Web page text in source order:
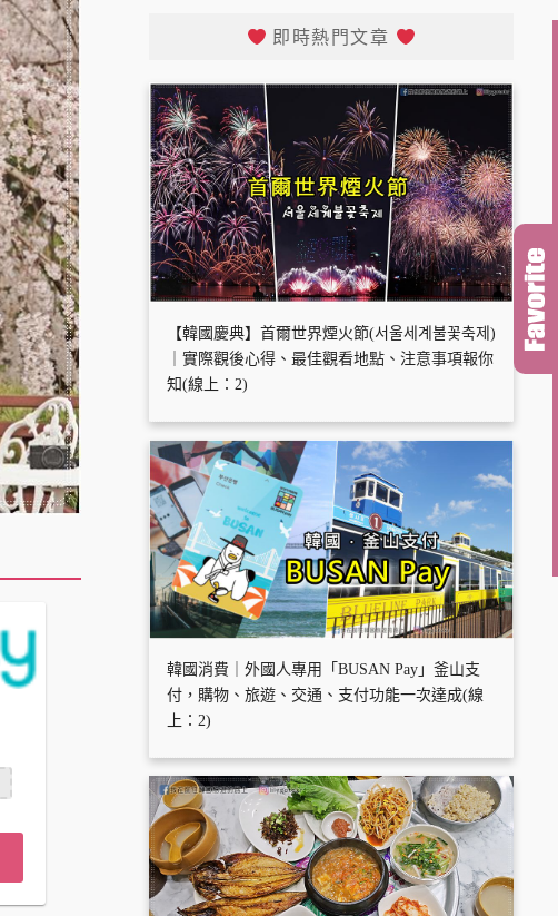
即時熱門文章
【韓國慶典】首爾世界煙火節(서울세계불꽃축제)
｜實際觀後心得、最佳觀看地點、注意事項報你
知(線上：2)
韓國消費｜外國人專用「BUSAN Pay」釜山支
付，購物、旅遊、交通、支付功能一次達成(線
上：2)